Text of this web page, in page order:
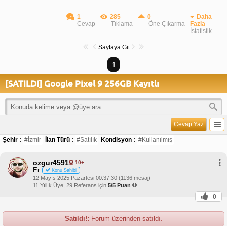
1
Cevap
285
Tıklama
0
Öne Çıkarma
Daha
Fazla
İstatistik
Sayfaya Git
1
[SATILDI] Google Pixel 9 256GB Kayıtlı
Cevap Yaz
Şehir : #İzmir İlan Türü : #Satılık Kondisyon : #Kullanılmış
ozgur4591 10+
Er Konu Sahibi
12 Mayıs 2025 Pazartesi 00:37:30 (1136 mesaj)
11 Yıllık Üye, 29 Referans için 5/5 Puan
0
Satıldı!: Forum üzerinden satıldı.